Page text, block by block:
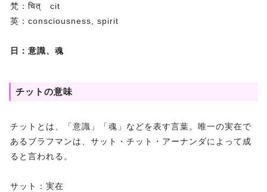
梵：चित् cit
英：consciousness, spirit
日：意識、魂
チットの意味
チットとは、「意識」「魂」などを表す言葉。唯一の実在で
あるブラフマンは、サット・チット・アーナンダによって成
ると言われる。
サット：実在